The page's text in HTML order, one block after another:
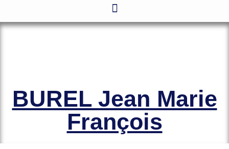
BUREL Jean Marie
François